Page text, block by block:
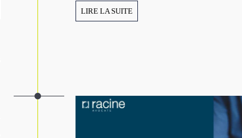
LIRE LA SUITE